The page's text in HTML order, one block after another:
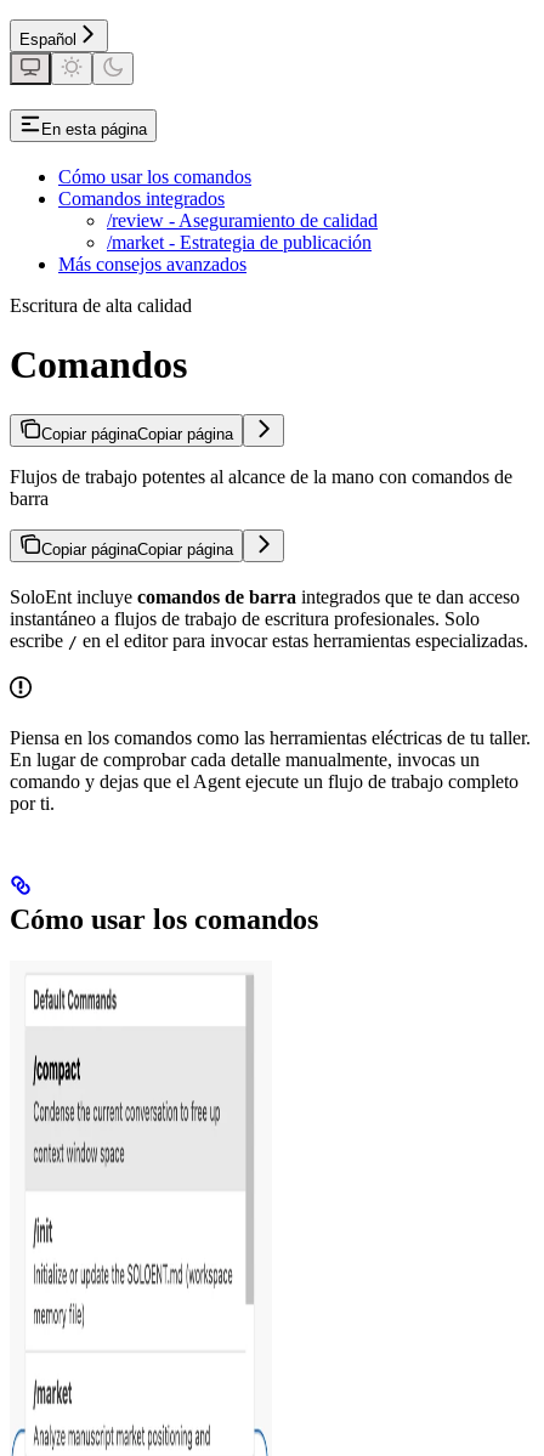
Español
En esta página
Cómo usar los comandos
Comandos integrados
/review - Aseguramiento de calidad
/market - Estrategia de publicación
Más consejos avanzados
Escritura de alta calidad
Comandos
Copiar páginaCopiar página
Flujos de trabajo potentes al alcance de la mano con comandos de
barra
Copiar páginaCopiar página
SoloEnt incluye comandos de barra integrados que te dan acceso
instantáneo a flujos de trabajo de escritura profesionales. Solo
escribe / en el editor para invocar estas herramientas especializadas.
Piensa en los comandos como las herramientas eléctricas de tu taller.
En lugar de comprobar cada detalle manualmente, invocas un
comando y dejas que el Agent ejecute un flujo de trabajo completo
por ti.
Cómo usar los comandos